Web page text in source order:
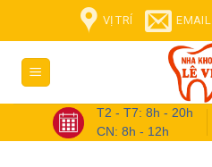
content
VỊ TRÍ EMAIL
T2 - T7: 8h - 20h
CN: 8h - 12h